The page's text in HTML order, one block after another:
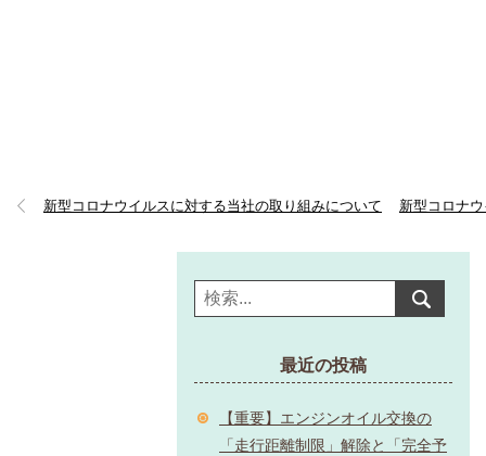
新型コロナ
新型コロナウイルスに対する当社の取り組みについて
最近の投稿
【重要】エンジンオイル交換の
「走行距離制限」解除と「完全予